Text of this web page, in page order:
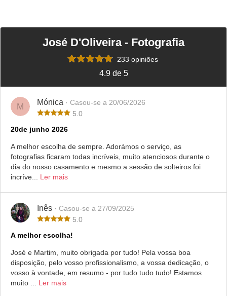
José D'Oliveira - Fotografia
233 opiniões
4.9 de 5
M Mónica · Casou-se a 20/06/2026
5.0
20de junho 2026
A melhor escolha de sempre. Adorámos o serviço, as
fotografias ficaram todas incríveis, muito atenciosos durante o
dia do nosso casamento e mesmo a sessão de solteiros foi
incríve... Ler mais
Inês · Casou-se a 27/09/2025
5.0
A melhor escolha!
José e Martim, muito obrigada por tudo! Pela vossa boa
disposição, pelo vosso profissionalismo, a vossa dedicação, o
vosso à vontade, em resumo - por tudo tudo tudo! Estamos
muito ... Ler mais